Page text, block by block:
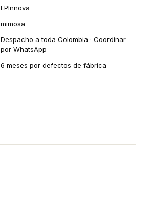
LPInnova
mimosa
Despacho a toda Colombia · Coordinar
por WhatsApp
6 meses por defectos de fábrica